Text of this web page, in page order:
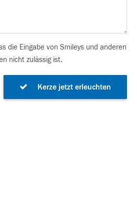
die Eingabe von Smileys und anderen
nicht zulässig ist.
Kerze jetzt erleuchten